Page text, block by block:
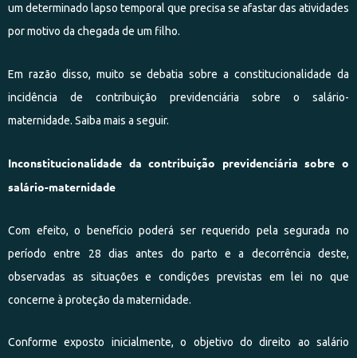
um determinado lapso temporal que precisa se afastar das atividades
por motivo da chegada de um filho.
Em razão disso, muito se debatia sobre a constitucionalidade da
incidência de contribuição previdenciária sobre o salário-
maternidade. Saiba mais a seguir.
Inconstitucionalidade da contribuição previdenciária sobre o
salário-maternidade
Com efeito, o benefício poderá ser requerido pela segurada no
período entre 28 dias antes do parto e a decorrência deste,
observadas as situações e condições previstas em lei no que
concerne à proteção da maternidade.
Conforme exposto inicialmente, o objetivo do direito ao salário